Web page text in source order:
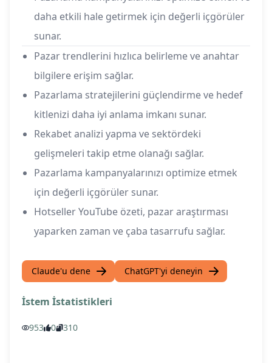
daha etkili hale getirmek için değerli içgörüler
sunar.
Pazar trendlerini hızlıca belirleme ve anahtar
bilgilere erişim sağlar.
Pazarlama stratejilerini güçlendirme ve hedef
kitlenizi daha iyi anlama imkanı sunar.
Rekabet analizi yapma ve sektördeki
gelişmeleri takip etme olanağı sağlar.
Pazarlama kampanyalarınızı optimize etmek
için değerli içgörüler sunar.
Hotseller YouTube özeti, pazar araştırması
yaparken zaman ve çaba tasarrufu sağlar.
Claude'u dene ChatGPT'yi deneyin
İstem İstatistikleri
953 0 310